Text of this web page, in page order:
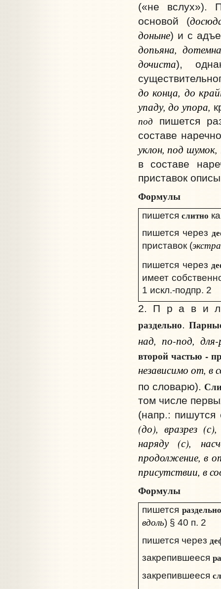
(«не вслух»).
основой (
доныне) и с
допьяна,
дочиста),
до конца, до
упаду, до упора,
под пишется
составе
уклон, под шумок,
в составе
приставок
Формулы
пишется слитно
пишется через
приставок (
пишется через
имеет
1 искл.-подпр. 2
2. П р а в и
раздельно.
над, по-под,
второй частью -
независимо от, в
по словарю).
том числе
(напр.:
(до), вразрез
наряду (с),
продолжение, в
присутствии, в
Формулы
пишется
вдоль) § 40 п. 2
пишется через
закрепившееся
закрепившееся